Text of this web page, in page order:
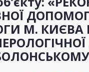
М. КИЄВА